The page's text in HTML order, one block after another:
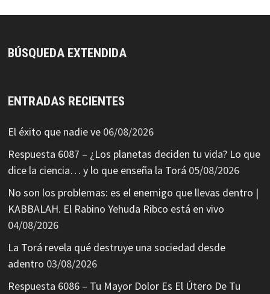
BÚSQUEDA EXTENDIDA
ENTRADAS RECIENTES
El éxito que nadie ve 06/08/2026
Respuesta 6087 – ¿Los planetas deciden tu vida? Lo que
dice la ciencia… y lo que enseña la Torá 05/08/2026
No son los problemas: es el enemigo que llevas dentro |
KABBALAH. El Rabino Yehuda Ribco está en vivo
04/08/2026
La Torá revela qué destruye una sociedad desde
adentro 03/08/2026
Respuesta 6086 – Tu Mayor Dolor Es El Útero De Tu